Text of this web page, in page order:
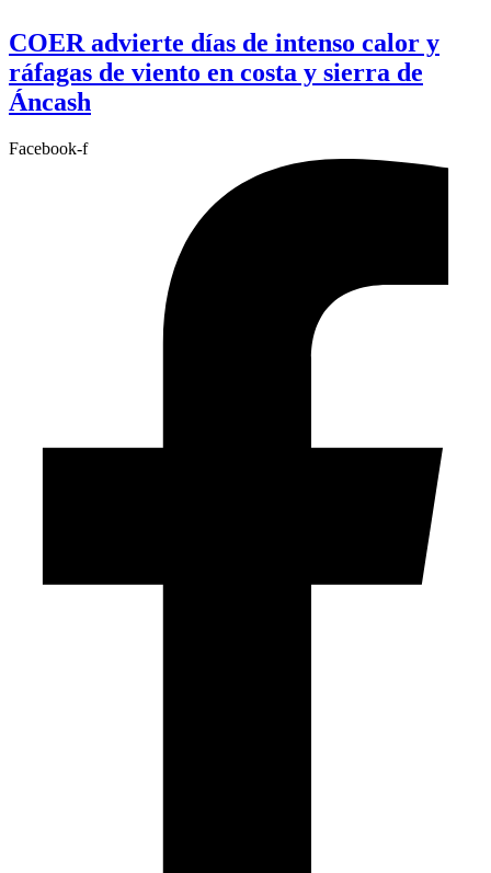
COER advierte días de intenso calor y
ráfagas de viento en costa y sierra de
Áncash
Facebook-f